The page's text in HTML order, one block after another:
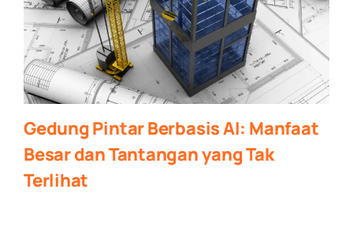
Gedung Pintar Berbasis AI: Manfaat
Besar dan Tantangan yang Tak
Terlihat